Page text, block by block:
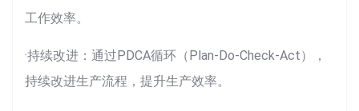
工作效率。
·持续改进：通过PDCA循环（Plan-Do-Check-Act），
持续改进生产流程，提升生产效率。